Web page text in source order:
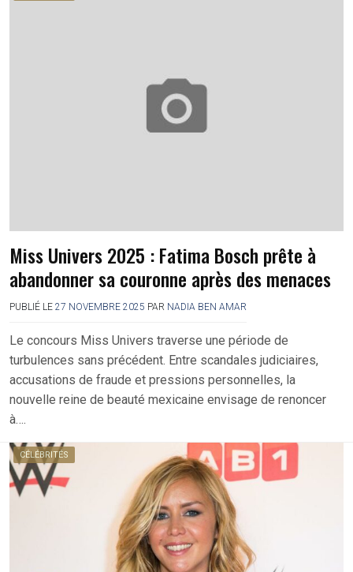
Miss Univers 2025 : Fatima Bosch prête à
abandonner sa couronne après des menaces
PUBLIÉ LE 27 NOVEMBRE 2025 PAR NADIA BEN AMAR
Le concours Miss Univers traverse une période de
turbulences sans précédent. Entre scandales judiciaires,
accusations de fraude et pressions personnelles, la
nouvelle reine de beauté mexicaine envisage de renoncer
à….
CÉLÉBRITÉS